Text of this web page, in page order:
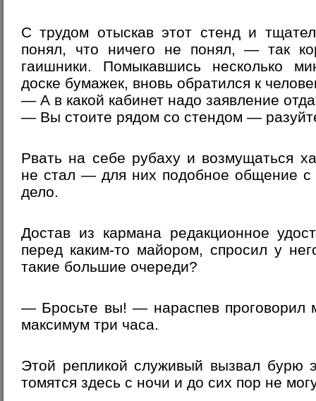
С трудом отыскав этот стенд и
понял, что ничего не понял, — так
гаишники. Помыкавшись несколько
доске бумажек, вновь обратился к
— А в какой кабинет надо заявление
— Вы стоите рядом со стендом —
Рвать на себе рубаху и возмущаться
не стал — для них подобное общение
дело.
Достав из кармана редакционное
перед каким-то майором, спросил у
такие большие очереди?
— Бросьте вы! — нараспев
максимум три часа.
Этой репликой служивый вызвал бурю
томятся здесь с ночи и до сих пор не